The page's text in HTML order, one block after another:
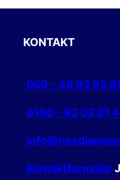
KONTAKT
069 – 46 93 93
0160 – 92 02 81
Kontaktformular